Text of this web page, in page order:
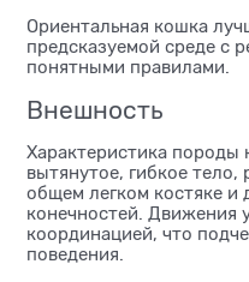
Ориентальная кошка
предсказуемой среде с
понятными правилами.
Внешность
Характеристика породы
вытянутое, гибкое тело,
общем легком костяке
конечностей. Движения
координацией, что
поведения.